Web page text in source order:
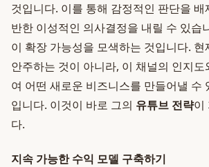
것입니다. 이를 통해 감정적인 판단을
반한 이성적인 의사결정을 내릴 수 있습
이 확장 가능성을 모색하는 것입니다. 현
안주하는 것이 아니라, 이 채널의 인지
여 어떤 새로운 비즈니스를 만들어낼 수
입니다. 이것이 바로 그의 유튜브 전략이
다.
지속 가능한 수익 모델 구축하기